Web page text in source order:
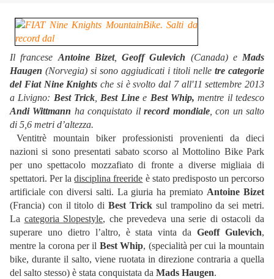
Il francese Antoine Bizet, Geoff Gulevich (Canada) e Mads
Haugen (Norvegia) si sono aggiudicati i titoli nelle tre categorie
del Fiat Nine Knights che si è svolto dal 7 all'11 settembre 2013
a Livigno: Best Trick Best Linee Best Whip, mentre il tedesco
Andi Wittmann ha conquistato ilrecord mondiale, con un salto
di 5,6 metri d’altezza.
Ventitrè mountain biker professionisti provenienti da dieci
nazioni si sono presentati sabato scorso al Mottolino Bike Park
per uno spettacolo mozzafiato di fronte a diverse migliaia di
spettatori. Per ladisciplina freeride è stato predisposto un percorso
artificiale con diversi salti. La giuria ha premiato Antoine Bizet
(Francia) con il titolo diBest Tricksul trampolino da sei metri.
La categoria Slopestyle, che prevedeva una serie di ostacoli da
superare uno dietro l’altro, è stata vinta daGeoff Gulevich,
mentre la corona per il Best Whip, (specialità per cui la mountain
bike, durante il salto, viene ruotata in direzione contraria a quella
del salto stesso) è stata conquistata da Mads Haugen.